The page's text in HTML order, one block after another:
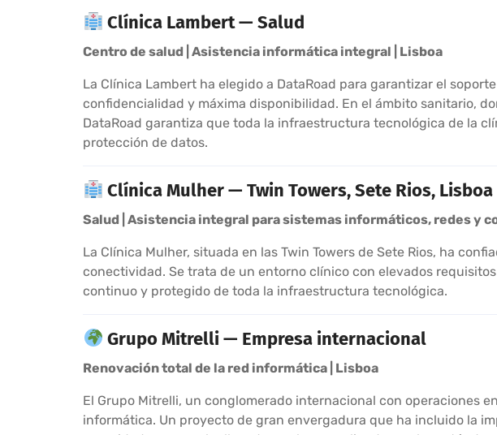
Clínica Lambert — Salud
Centro de salud | Asistencia informática integral | Lisboa
La Clínica Lambert ha elegido a DataRoad para garantizar el
confidencialidad y máxima disponibilidad. En el ámbito sanitario,
DataRoad garantiza que toda la infraestructura tecnológica de la
protección de datos.
Clínica Mulher — Twin Towers, Sete Rios, Lisboa
Salud | Asistencia integral para sistemas informáticos, redes y
La Clínica Mulher, situada en las Twin Towers de Sete Rios, ha
conectividad. Se trata de un entorno clínico con elevados
continuo y protegido de toda la infraestructura tecnológica.
Grupo Mitrelli — Empresa internacional
Renovación total de la red informática | Lisboa
El Grupo Mitrelli, un conglomerado internacional con operaciones
informática. Un proyecto de gran envergadura que ha incluido la